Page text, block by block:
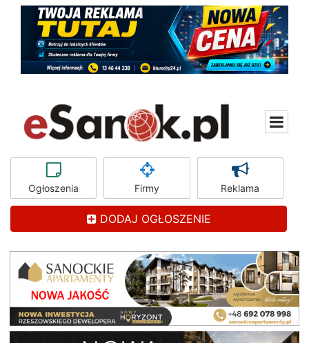
Ogłoszenia Firmy Reklama
DODAJ OGŁOSZENIE